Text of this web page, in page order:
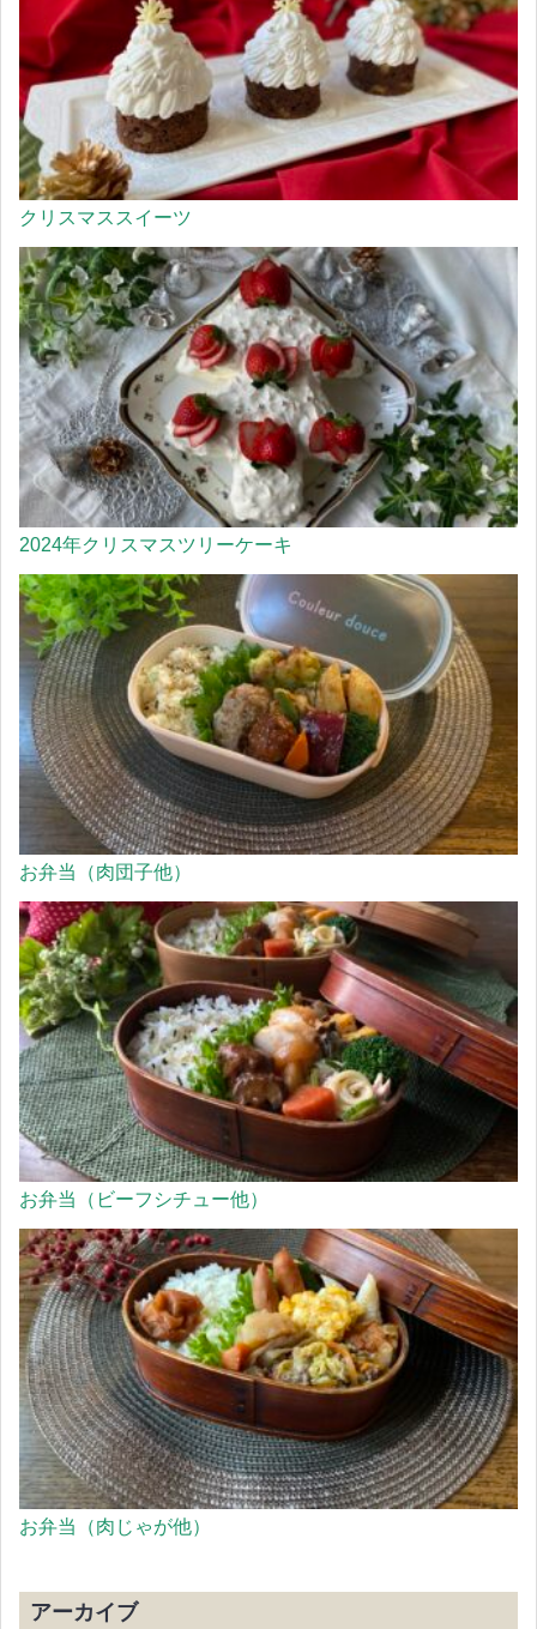
クリスマススイーツ
2024年クリスマスツリーケーキ
お弁当（肉団子他）
お弁当（ビーフシチュー他）
お弁当（肉じゃが他）
アーカイブ